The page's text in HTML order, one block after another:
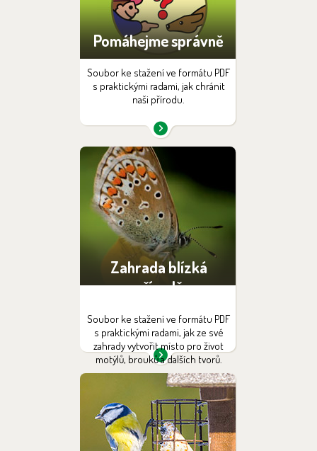
Pomáhejme správně
Soubor ke stažení ve formátu PDF
s praktickými radami, jak chránit
naši přírodu.
Zahrada blízká
přírodě
Soubor ke stažení ve formátu PDF
s praktickými radami, jak ze své
zahrady vytvořit místo pro život
motýlů, brouků a dalších tvorů.